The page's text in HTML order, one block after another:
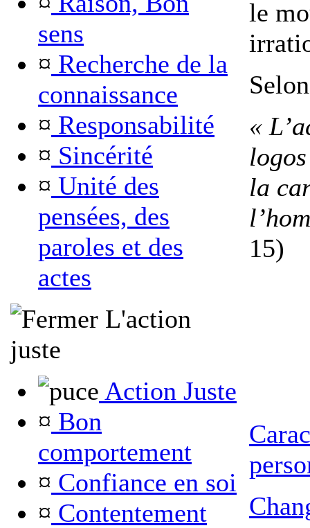
sens
¤ Recherche de la
connaissance
¤ Responsabilité
¤ Sincérité
¤ Unité des
pensées, des
paroles et des
actes
L'action
juste
Action Juste
¤ Bon
comportement
¤ Confiance en soi
¤ Contentement
le
«
la
15)